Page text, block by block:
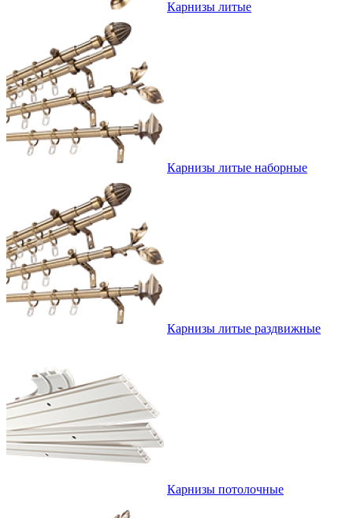
Карнизы литые
Карнизы литые наборные
Карнизы литые раздвижные
Карнизы потолочные